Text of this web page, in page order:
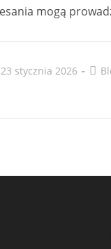
mogą
23 stycznia 2026
Post